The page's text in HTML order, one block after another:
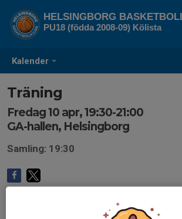
Kalender
HELSINGBORG
PU18 (födda 2008-09) Kölista
Träning
Fredag 10 apr, 19:30-21:00
GA-hallen, Helsingborg
Samling: 19:30